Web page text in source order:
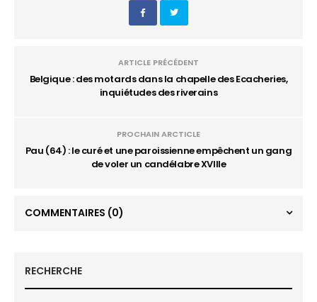
ARTICLE PRÉCÉDENT
Belgique : des motards dans la chapelle des Ecacheries,
inquiétudes des riverains
PROCHAIN ARCTICLE
Pau (64) : le curé et une paroissienne empêchent un gang
de voler un candélabre XVIIIe
COMMENTAIRES (0)
RECHERCHE